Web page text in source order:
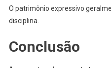
O patrimônio expressivo
disciplina.
Conclusão